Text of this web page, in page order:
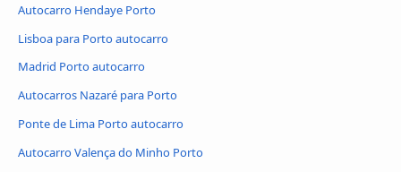
Autocarro Hendaye Porto
Lisboa para Porto autocarro
Madrid Porto autocarro
Autocarros Nazaré para Porto
Ponte de Lima Porto autocarro
Autocarro Valença do Minho Porto